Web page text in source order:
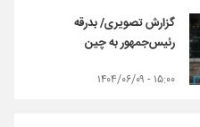
گزارش تصویری/ بدرقه
رئیس‌جمهور به چین
۱۵:۰۰ - ۱۴۰۴/۰۶/۰۹